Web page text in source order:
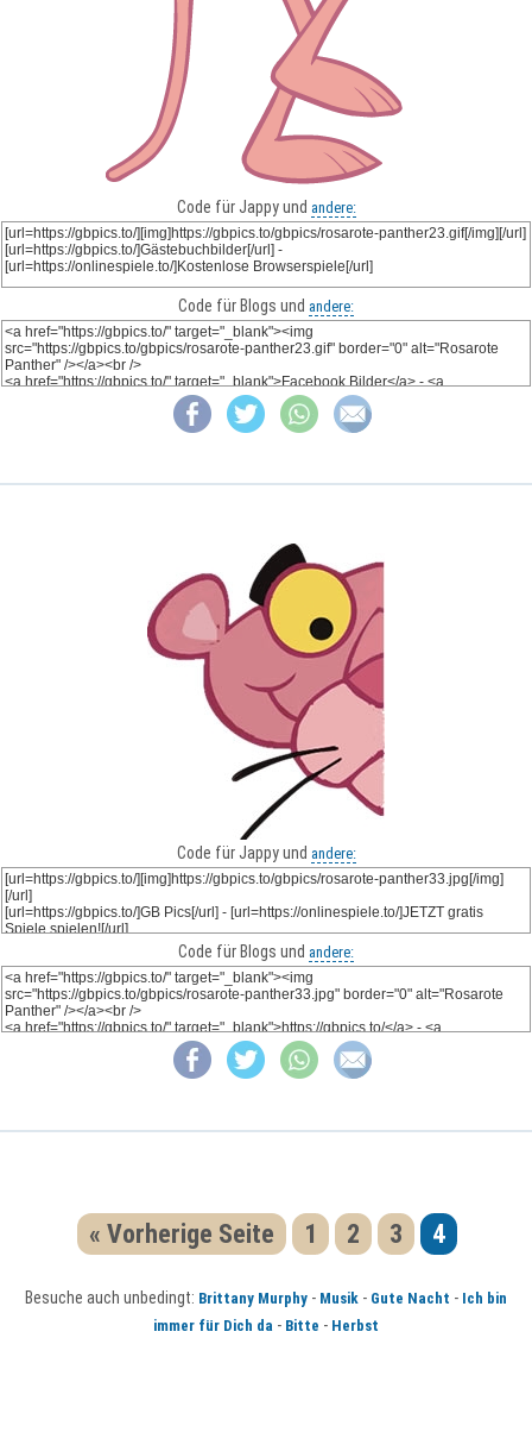
Code für Jappy und andere:
Code für Blogs und andere:
Code für Jappy und andere:
Code für Blogs und andere:
« Vorherige Seite 1 2 3 4
Besuche auch unbedingt: Brittany Murphy - Musik - Gute Nacht - Ich bin
immer für Dich da - Bitte - Herbst